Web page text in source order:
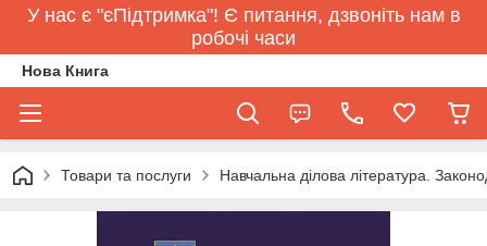
У нас є "єПідтримка"! Є питання, дзвоніть нам в
робочі часи
Нова Книга
Товари та послуги Навчальна ділова література.